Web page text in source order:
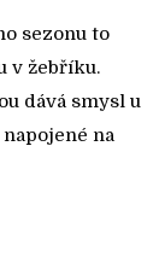
sezonu to
v žebříku.
dává smysl u
na